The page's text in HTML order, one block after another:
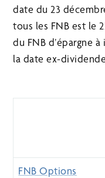
date du 23
tous les FNB est le
du FNB d’épargne
la date ex-
FNB Options